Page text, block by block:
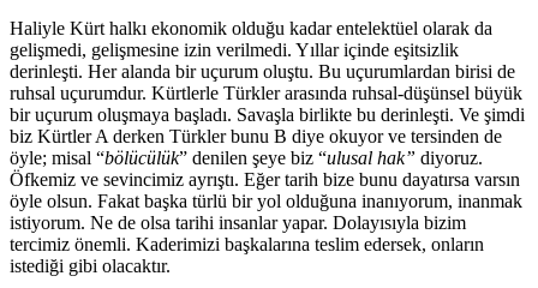
Haliyle Kürt halkı ekonomik olduğu kadar entelektüel olarak da
gelişmedi, gelişmesine izin verilmedi. Yıllar içinde eşitsizlik
derinleşti. Her alanda bir uçurum oluştu. Bu uçurumlardan birisi de
ruhsal uçurumdur. Kürtlerle Türkler arasında ruhsal-düşünsel büyük
bir uçurum oluşmaya başladı. Savaşla birlikte bu derinleşti. Ve şimdi
biz Kürtler A derken Türkler bunu B diye okuyor ve tersinden de
öyle; misal “bölücülük” denilen şeye biz “ulusal hak” diyoruz.
Öfkemiz ve sevincimiz ayrıştı. Eğer tarih bize bunu dayatırsa varsın
öyle olsun. Fakat başka türlü bir yol olduğuna inanıyorum, inanmak
istiyorum. Ne de olsa tarihi insanlar yapar. Dolayısıyla bizim
tercimiz önemli. Kaderimizi başkalarına teslim edersek, onların
istediği gibi olacaktır.